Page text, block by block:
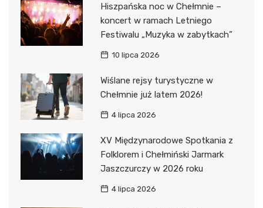
Hiszpańska noc w Chełmnie –
koncert w ramach Letniego
Festiwalu „Muzyka w zabytkach”
10 lipca 2026
Wiślane rejsy turystyczne w
Chełmnie już latem 2026!
4 lipca 2026
XV Międzynarodowe Spotkania z
Folklorem i Chełmiński Jarmark
Jaszczurczy w 2026 roku
4 lipca 2026